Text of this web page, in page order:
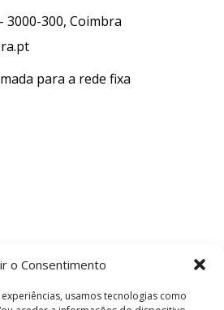
o Consentimento
usamos tecnologias como
3000-300, Coimbra
para a rede fixa